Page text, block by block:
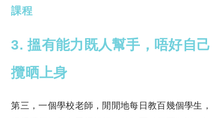
課程
3. 搵有能力既人幫手，唔好自己
攬晒上身
第三，一個學校老師，閒閒地每日教百幾個學生，